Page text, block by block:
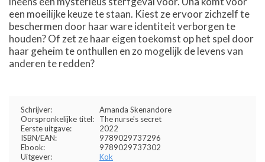
een moeilijke keuze te staan. Kiest ze ervoor zichzelf te
beschermen door haar ware identiteit verborgen te
houden? Of zet ze haar eigen toekomst op het spel door
haar geheim te onthullen en zo mogelijk de levens van
anderen te redden?
Schrijver:
Amanda Skenandore
Oorspronkelijke titel:
The nurse's secret
Eerste uitgave:
2022
ISBN/EAN:
9789029737296
Ebook:
9789029737302
Uitgever:
Kok